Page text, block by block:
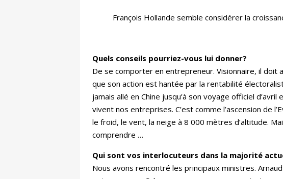
François Hollande semble considérer la
Quels conseils pourriez-vous lui donner?
De se comporter en entrepreneur. Visionnaire, il doit
que son action est hantée par la rentabilité
jamais allé en Chine jusqu’à son voyage officiel
vivent nos entreprises. C’est comme l’ascension de
le froid, le vent, la neige à 8 000 mètres d’altitude.
comprendre …
Qui sont vos interlocuteurs dans la majorité
Nous avons rencontré les principaux ministres.